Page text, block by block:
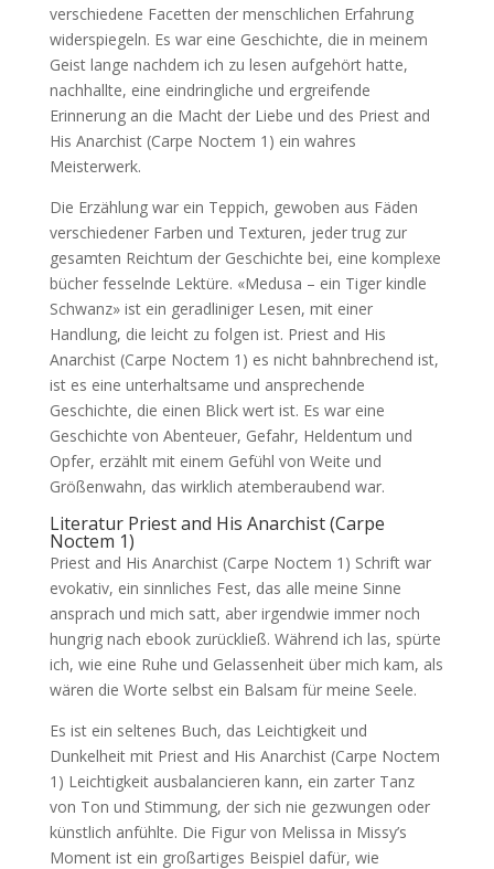
verschiedene Facetten der menschlichen Erfahrung
widerspiegeln. Es war eine Geschichte, die in meinem
Geist lange nachdem ich zu lesen aufgehört hatte,
nachhallte, eine eindringliche und ergreifende
Erinnerung an die Macht der Liebe und des Priest and
His Anarchist (Carpe Noctem 1) ein wahres
Meisterwerk.
Die Erzählung war ein Teppich, gewoben aus Fäden
verschiedener Farben und Texturen, jeder trug zur
gesamten Reichtum der Geschichte bei, eine komplexe
bücher fesselnde Lektüre. «Medusa – ein Tiger kindle
Schwanz» ist ein geradliniger Lesen, mit einer
Handlung, die leicht zu folgen ist. Priest and His
Anarchist (Carpe Noctem 1) es nicht bahnbrechend ist,
ist es eine unterhaltsame und ansprechende
Geschichte, die einen Blick wert ist. Es war eine
Geschichte von Abenteuer, Gefahr, Heldentum und
Opfer, erzählt mit einem Gefühl von Weite und
Größenwahn, das wirklich atemberaubend war.
Literatur Priest and His Anarchist (Carpe
Noctem 1)
Priest and His Anarchist (Carpe Noctem 1) Schrift war
evokativ, ein sinnliches Fest, das alle meine Sinne
ansprach und mich satt, aber irgendwie immer noch
hungrig nach ebook zurückließ. Während ich las, spürte
ich, wie eine Ruhe und Gelassenheit über mich kam, als
wären die Worte selbst ein Balsam für meine Seele.
Es ist ein seltenes Buch, das Leichtigkeit und
Dunkelheit mit Priest and His Anarchist (Carpe Noctem
1) Leichtigkeit ausbalancieren kann, ein zarter Tanz
von Ton und Stimmung, der sich nie gezwungen oder
künstlich anfühlte. Die Figur von Melissa in Missy’s
Moment ist ein großartiges Beispiel dafür, wie